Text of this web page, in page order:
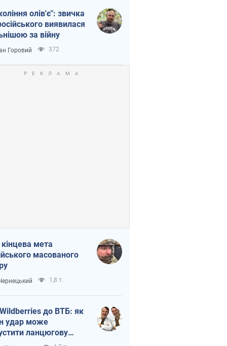
олів'є": звичка
виявилася
за війну
Горовий 372
мета
масованого
1,8 т.
до ВТБ: як
удар може
ланцюгову
в Росії